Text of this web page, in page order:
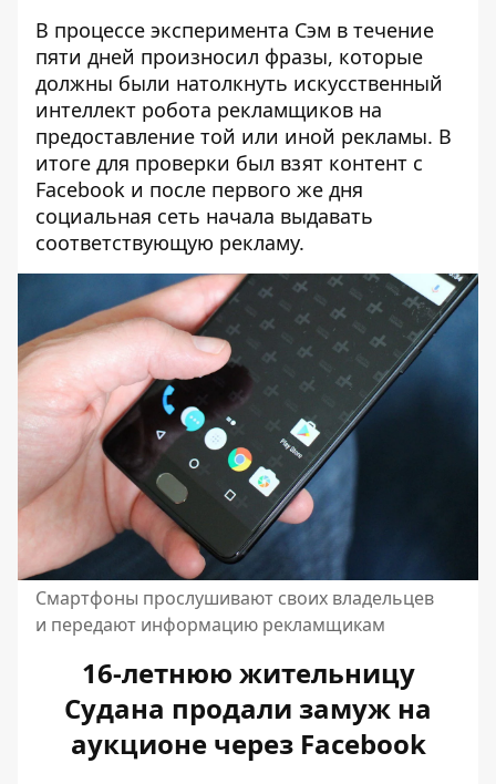
В процессе эксперимента Сэм в течение
пяти дней произносил фразы, которые
должны были натолкнуть искусственный
интеллект робота рекламщиков на
предоставление той или иной рекламы. В
итоге для проверки был взят контент с
Facebook и после первого же дня
социальная сеть начала выдавать
соответствующую рекламу.
Смартфоны прослушивают своих владельцев
и передают информацию рекламщикам
16-летнюю жительницу
Судана продали замуж на
аукционе через Facebook